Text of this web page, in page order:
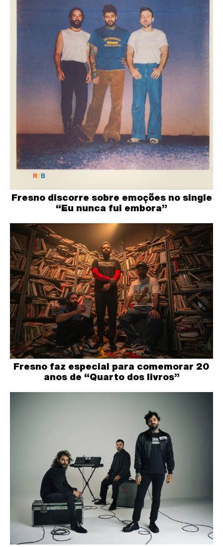
Fresno discorre sobre emoções no single
“Eu nunca fui embora”
Fresno faz especial para comemorar 20
anos de “Quarto dos livros”